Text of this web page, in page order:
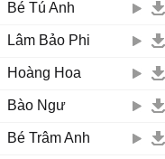
Bé Tú Anh
Lâm Bảo Phi
Hoàng Hoa
Bào Ngư
Bé Trâm Anh